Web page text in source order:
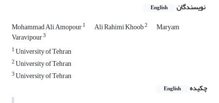
نویسندگان English
Mohammad Ali Amopour1 Ali Rahimi Khoob2 Maryam
Varavipour3
1University of Tehran
2University of Tehran
3University of Tehran
چکیده
English